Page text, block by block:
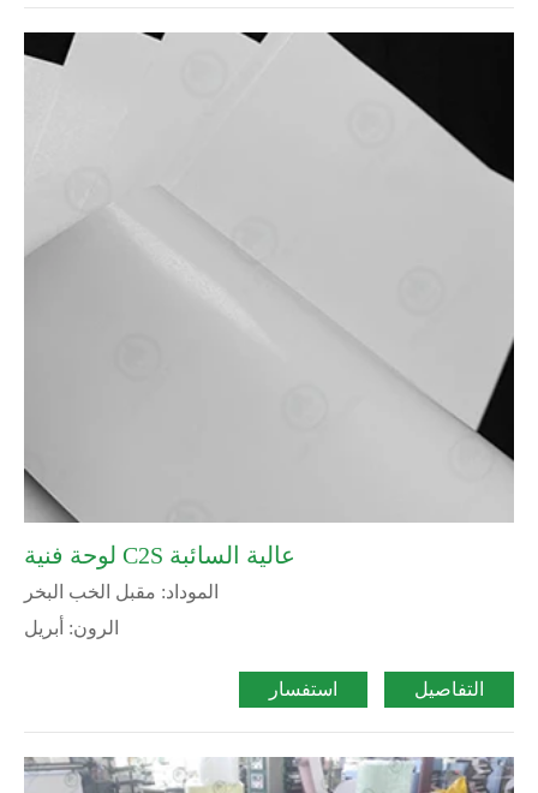
لوحة فنية C2S عالية السائبة
الموداد: مقبل الخب البخر
الرون: أبريل
استفسار التفاصيل